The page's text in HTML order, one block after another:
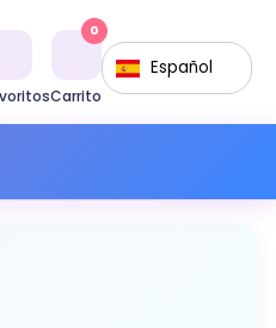
Carrito
0
Español